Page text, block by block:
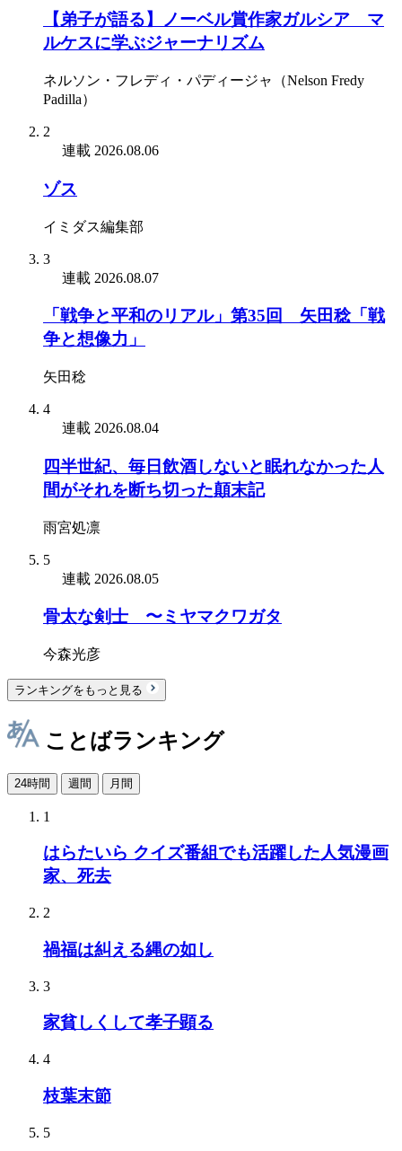
【弟子が語る】ノーベル賞作家ガルシア゠マ
ルケスに学ぶジャーナリズム
ネルソン・フレディ・パディージャ（Nelson Fredy
Padilla）
2
連載 2026.08.06
ゾス
イミダス編集部
3
連載 2026.08.07
「戦争と平和のリアル」第35回 矢田稔「戦
争と想像力」
矢田稔
4
連載 2026.08.04
四半世紀、毎日飲酒しないと眠れなかった人
間がそれを断ち切った顛末記
雨宮処凛
5
連載 2026.08.05
骨太な剣士 〜ミヤマクワガタ
今森光彦
ランキングをもっと見る
ことばランキング
24時間 週間 月間
1
はらたいら クイズ番組でも活躍した人気漫画
家、死去
2
禍福は糾える縄の如し
3
家貧しくして孝子顕る
4
枝葉末節
5